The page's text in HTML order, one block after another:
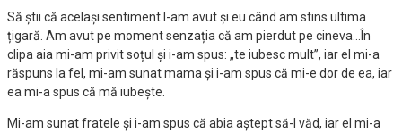
Să știi că același sentiment l-am avut și eu când am stins ultima
țigară. Am avut pe moment senzația că am pierdut pe cineva…În
clipa aia mi-am privit soțul și i-am spus: „te iubesc mult”, iar el mi-a
răspuns la fel, mi-am sunat mama și i-am spus că mi-e dor de ea, iar
ea mi-a spus că mă iubește.
Mi-am sunat fratele și i-am spus că abia aștept să-l văd, iar el mi-a